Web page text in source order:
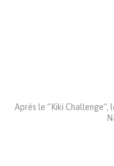
Après le ”Kiki Challenge”,